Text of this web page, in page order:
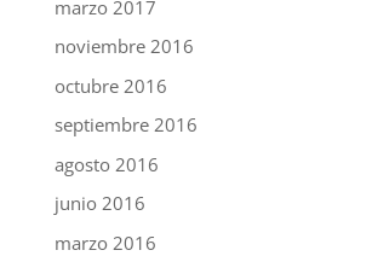
marzo 2017
noviembre 2016
octubre 2016
septiembre 2016
agosto 2016
junio 2016
marzo 2016